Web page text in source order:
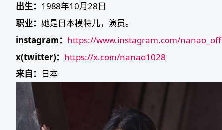
出生： 1988年10月28日
职业： 她是日本模特儿，演员。
instagram： https://www.instagram.com/
x(twitter)： https://x.com/nanao1028
来自： 日本